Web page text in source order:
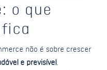
o que
não é sobre crescer
e previsível.